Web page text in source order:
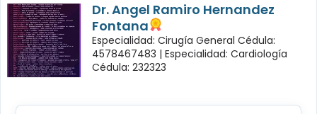
Dr. Angel Ramiro Hernandez
Fontana
Especialidad: Cirugía General Cédula:
4578467483 | Especialidad: Cardiología
Cédula: 232323